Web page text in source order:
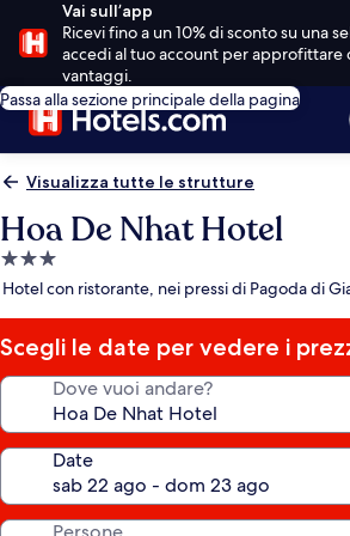
Vai sull’app
Ricevi fino a un 10% di sconto su una
accedi al tuo account per approfittare
vantaggi.
Passa alla sezione principale della pagina
Visualizza tutte le strutture
Hoa De Nhat Hotel
Struttura
a
stelle
Hotel con ristorante, nei pressi di Pagoda di
Scegli le date per vedere i
Dove vuoi andare?
Date